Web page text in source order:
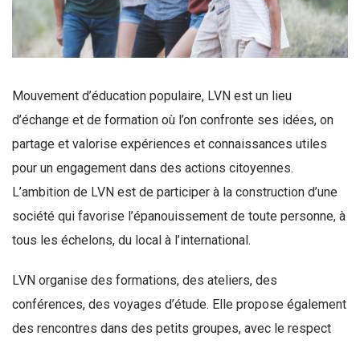
Mouvement d’éducation populaire, LVN est un lieu
d’échange et de formation où l’on confronte ses idées, on
partage et valorise expériences et connaissances utiles
pour un engagement dans des actions citoyennes.
L’ambition de LVN est de participer à la construction d’une
société qui favorise l’épanouissement de toute personne, à
tous les échelons, du local à l’international.
LVN organise des formations, des ateliers, des
conférences, des voyages d’étude. Elle propose également
des rencontres dans des petits groupes, avec le respect